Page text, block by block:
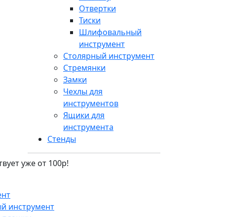
Отвертки
Тиски
Шлифовальный
инструмент
Столярный инструмент
Стремянки
Замки
Чехлы для
инструментов
Ящики для
инструмента
Стенды
уже от 100р!
инструмент